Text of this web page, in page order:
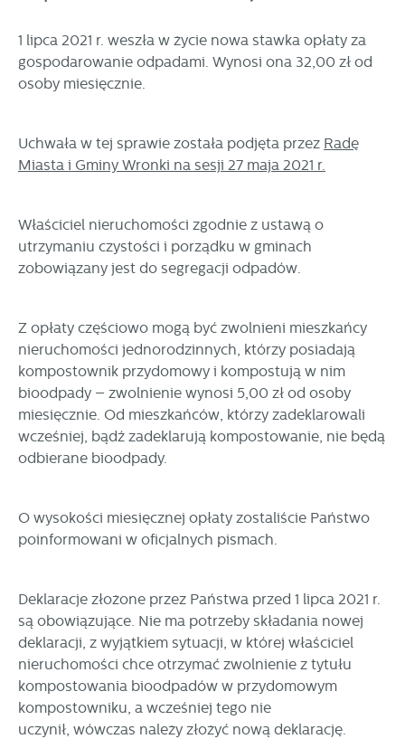
1 lipca 2021 r. weszła w życie nowa stawka opłaty za
gospodarowanie odpadami. Wynosi ona 32,00 zł od
osoby miesięcznie.
Uchwała w tej sprawie została podjęta przez Radę
Miasta i Gminy Wronki na sesji 27 maja 2021 r.
Właściciel nieruchomości zgodnie z ustawą o
utrzymaniu czystości i porządku w gminach
zobowiązany jest do segregacji odpadów.
Z opłaty częściowo mogą być zwolnieni mieszkańcy
nieruchomości jednorodzinnych, którzy posiadają
kompostownik przydomowy i kompostują w nim
bioodpady – zwolnienie wynosi 5,00 zł od osoby
miesięcznie. Od mieszkańców, którzy zadeklarowali
wcześniej, bądź zadeklarują kompostowanie, nie będą
odbierane bioodpady.
O wysokości miesięcznej opłaty zostaliście Państwo
poinformowani w oficjalnych pismach.
Deklaracje złożone przez Państwa przed 1 lipca 2021 r.
są obowiązujące. Nie ma potrzeby składania nowej
deklaracji, z wyjątkiem sytuacji, w której właściciel
nieruchomości chce otrzymać zwolnienie z tytułu
kompostowania bioodpadów w przydomowym
kompostowniku, a wcześniej tego nie
uczynił, wówczas należy złożyć nową deklarację.
personalizację określonych funkcjonalności czy
prezentowanych treści.
dopasowanie jej do Twoich indywidualnych preferencji.
Wyrażenie zgody na funkcjonalne i personalizacyjne pliki
Analityczne
dostosowywać do Twoich potrzeb.
Cookies analityczne pozwalają na uzyskanie informacji w
zakresie wykorzystywania witryny internetowej, miejsca oraz
internetowych pod względem ich popularności wśród
użytkowników. Zgromadzone informacje są przetwarzane w
formie zanonimizowanej. Wyrażenie zgody na analityczne
pliki cookies gwarantuje dostępność wszystkich
funkcjonalności.
Więcej
Reklamowe
Dzięki reklamowym plikom cookies prezentujemy Ci
najciekawsze informacje i aktualności na stronach naszych
partnerów.
Promocyjne pliki cookies służą do prezentowania Ci naszych
komunikatów na podstawie analizy Twoich upodobań oraz
stronach podmiotów trzecich lub firm będących naszymi
partnerami oraz innych dostawców usług. Firmy te działają
w charakterze pośredników prezentujących nasze treści w
Więcej